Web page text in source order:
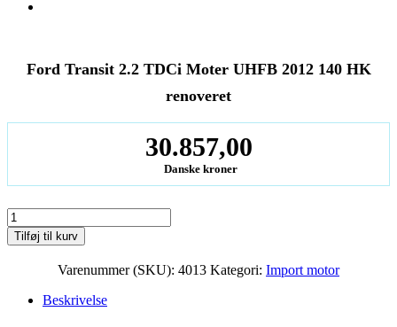
Ford Transit 2.2 TDCi Moter UHFB 2012 140 HK
renoveret
30.857,00
Danske kroner
Ford
Transit
2.2
UHFB
Tilføj til kurv
Varenummer (SKU): 4013 Kategori: Import motor
Beskrivelse